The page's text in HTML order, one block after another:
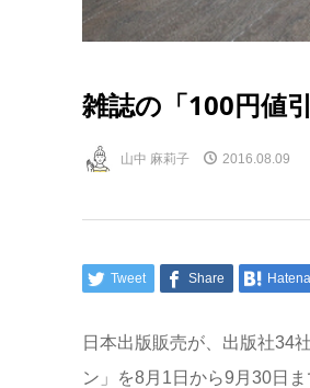
雑誌の「100円値
山中 麻莉子 2016.08.09
Tweet Share Hatena
日本出版販売が、出版社34
ン」を8月1日から9月30日